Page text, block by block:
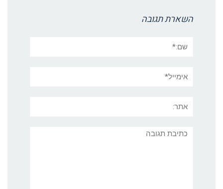
השארת תגובה
תגובה